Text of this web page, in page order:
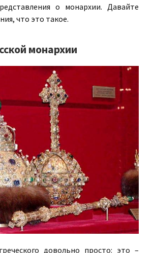
о монархии. Давайте
что это такое.
монархии
довольно просто: это –